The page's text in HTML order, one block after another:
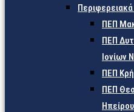
ΠΕΠ
ΠΕΠ
Ιονίων
ΠΕΠ
ΠΕΠ
Ηπείρου